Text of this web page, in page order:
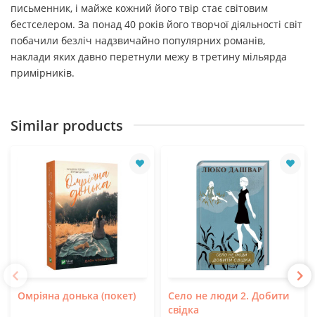
письменник, і майже кожний його твір стає світовим
бестселером. За понад 40 років його творчої діяльності світ
побачили безліч надзвичайно популярних романів,
наклади яких давно перетнули межу в третину мільярда
примірників.
Similar products
Омріяна донька (покет)
Село не люди 2. Добити
свідка